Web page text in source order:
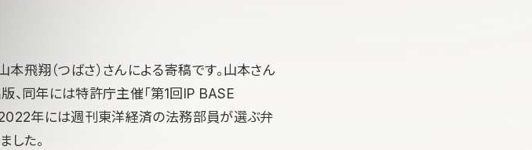
翔（つばさ）さんによる寄稿です。山本さん
版、同年には特許庁主催「第1回IP BASE
年には週刊東洋経済の法務部員が選ぶ弁
した。